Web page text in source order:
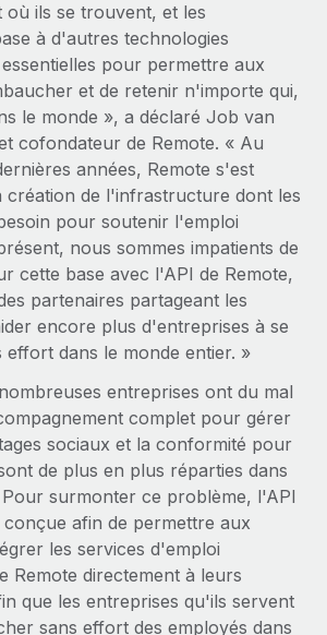
vos équipements informatiques
rapidement et en toute
international
le déménagement de vos
les avantages sociaux
crée des infrastructures open
mission est...
x BambooHR : du local à
le recrutement sans changer de
BambooHR peuvent désormais
les employés internationaux...
produits de Remote :
et Xero et Gestion des
gérer et payer...
gère ses 55 employés
pays grâce à Remote
notable du conseil en matière de
internationale, encourage les...
ils se trouvent, et les
à d'autres technologies
pour permettre aux
et de retenir n'importe qui,
le monde », a déclaré Job van
cofondateur de Remote. « Au
années, Remote s'est
de l'infrastructure dont les
pour soutenir l'emploi
nous sommes impatients de
cette base avec l'API de Remote,
partenaires partageant les
encore plus d'entreprises à se
effort dans le monde entier. »
entreprises ont du mal
complet pour gérer
sociaux et la conformité pour
de plus en plus réparties dans
surmonter ce problème, l'API
conçue afin de permettre aux
les services d'emploi
Remote directement à leurs
que les entreprises qu'ils servent
sans effort des employés dans